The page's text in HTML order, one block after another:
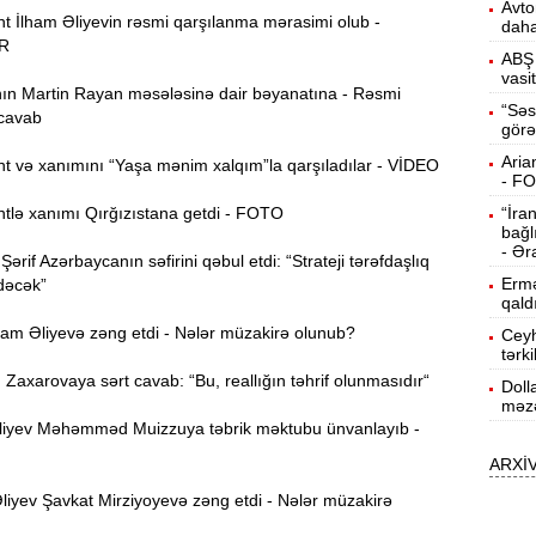
İlham Əliyevin rəsmi qarşılanma mərasimi olub -
Martin Rayan məsələsinə dair bəyanatına - Rəsmi
xanımını “Yaşa mənim xalqım”la qarşıladılar - VİDEO
xanımı Qırğızıstana getdi - FOTO
Azərbaycanın səfirini qəbul etdi: “Strateji tərəfdaşlıq
Əliyevə zəng etdi - Nələr müzakirə olunub?
sərt cavab: “Bu, reallığın təhrif olunmasıdır“
Məhəmməd Muizzuya təbrik məktubu ünvanlayıb -
Şavkat Mirziyoyevə zəng etdi - Nələr müzakirə
15:13
14:59
14:43
14:26
14:11
13:56
13:40
-
-